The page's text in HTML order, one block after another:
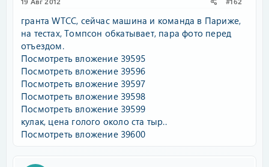
гранта WTCC, сейчас машина и команда в Париже,
на тестах, Томпсон обкатывает, пара фото перед
отъездом.
Посмотреть вложение 39595
Посмотреть вложение 39596
Посмотреть вложение 39597
Посмотреть вложение 39598
Посмотреть вложение 39599
кулак, цена голого около ста тыр..
Посмотреть вложение 39600